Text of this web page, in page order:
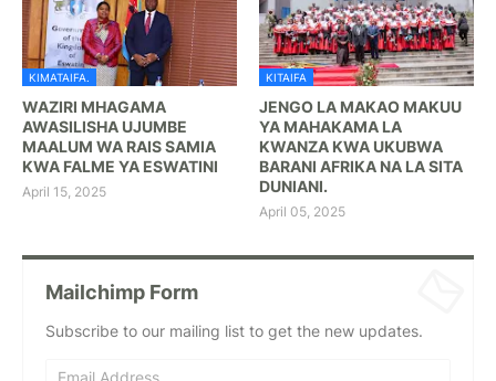
KIMATAIFA.
WAZIRI MHAGAMA
AWASILISHA UJUMBE
MAALUM WA RAIS SAMIA
KWA FALME YA ESWATINI
April 15, 2025
KITAIFA
JENGO LA MAKAO MAKUU
YA MAHAKAMA LA
KWANZA KWA UKUBWA
BARANI AFRIKA NA LA SITA
DUNIANI.
April 05, 2025
Mailchimp Form
Subscribe to our mailing list to get the new updates.